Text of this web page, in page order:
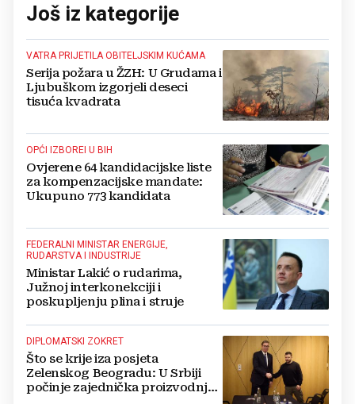
Još iz kategorije
VATRA PRIJETILA OBITELJSKIM KUĆAMA
Serija požara u ŽZH: U Grudama i
Ljubuškom izgorjeli deseci
tisuća kvadrata
OPĆI IZBOREI U BIH
Ovjerene 64 kandidacijske liste
za kompenzacijske mandate:
Ukupuno 773 kandidata
FEDERALNI MINISTAR ENERGIJE,
RUDARSTVA I INDUSTRIJE
Ministar Lakić o rudarima,
Južnoj interkonekciji i
poskupljenju plina i struje
DIPLOMATSKI ZOKRET
Što se krije iza posjeta
Zelenskog Beogradu: U Srbiji
počinje zajednička proizvodnja